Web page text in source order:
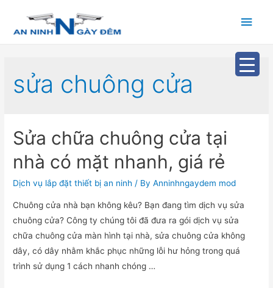
Main
sửa chuông cửa
Sửa chữa chuông cửa tại
nhà có mặt nhanh, giá rẻ
Dịch vụ lắp đặt thiết bị an ninh / ByAnninhngaydem mod
Chuông cửa nhà bạn không kêu? Bạn đang tìm dịch vụ sửa
chuông cửa? Công ty chúng tôi đã đưa ra gói dịch vụ sửa
chữa chuông cửa màn hình tại nhà, sửa chuông cửa không
dây, có dây nhằm khắc phục những lỗi hư hỏng trong quá
trình sử dụng 1 cách nhanh chóng …